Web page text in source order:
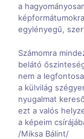
a
egylényegű,
Számomra
belátó
nem a
a külvilág
nyugalmat
ezt a valós
a képeim
/Miksa Bálint/